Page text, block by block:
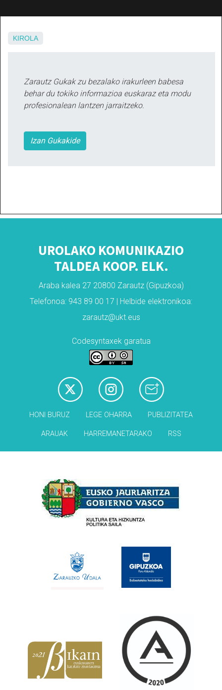
KIROLA
Zarautz Gukak zu bezalako irakurleen babesa
behar du tokiko informazioa euskaraz eta modu
profesionalean lantzen jarraitzeko.
Izan Gukakide
UROLAKO KOMUNIKAZIO
TALDEA KOOP. ELK.
Araba kalea 27 20800 Zarautz (Gipuzkoa)
Telefonoa: 943 89 00 17 | Helbide elektronikoa:
zarautz@ukt.eus
Codesyntaxek garatua
HONI BURUZ LEGE OHARRA PUBLIZITATEA
ARAUAK HARREMANETARAKO RSS